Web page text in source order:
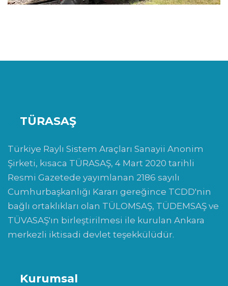
TÜRASAŞ
Türkiye Raylı Sistem Araçları Sanayii Anonim
Şirketi, kısaca TÜRASAŞ, 4 Mart 2020 tarihli
Resmi Gazetede yayımlanan 2186 sayılı
Cumhurbaşkanlığı Kararı gereğince TCDD'nin
bağlı ortaklıkları olan TÜLOMSAŞ, TÜDEMSAŞ ve
TÜVASAŞ'ın birleştirilmesi ile kurulan Ankara
merkezli iktisadi devlet teşekkülüdür.
Kurumsal